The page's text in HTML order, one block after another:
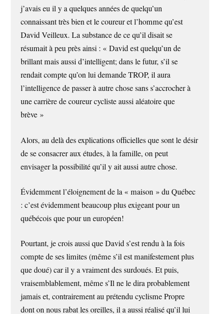
j’avais eu il y a quelques années de quelqu’un
connaissant très bien et le coureur et l’homme qu’est
David Veilleux. La substance de ce qu’il disait se
résumait à peu près ainsi : « David est quelqu’un de
brillant mais aussi d’intelligent; dans le futur, s’il se
rendait compte qu’on lui demande TROP, il aura
l’intelligence de passer à autre chose sans s’accrocher à
une carrière de coureur cycliste aussi aléatoire que
brève »
Alors, au delà des explications officielles que sont le désir
de se consacrer aux études, à la famille, on peut
envisager la possibilité qu’il y ait aussi autre chose.
Évidemment l’éloignement de la « maison » du Québec
: c’est évidemment beaucoup plus exigeant pour un
québécois que pour un européen!
Pourtant, je crois aussi que David s’est rendu à la fois
compte de ses limites (même s’il est manifestement plus
que doué) car il y a vraiment des surdoués. Et puis,
vraisemblablement, même s’Il ne le dira probablement
jamais et, contrairement au prétendu cyclisme Propre
dont on nous rabat les oreilles, il a aussi réalisé qu’il lui